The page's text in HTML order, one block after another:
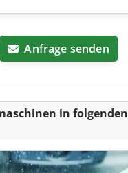
Anfrage senden
in folgenden